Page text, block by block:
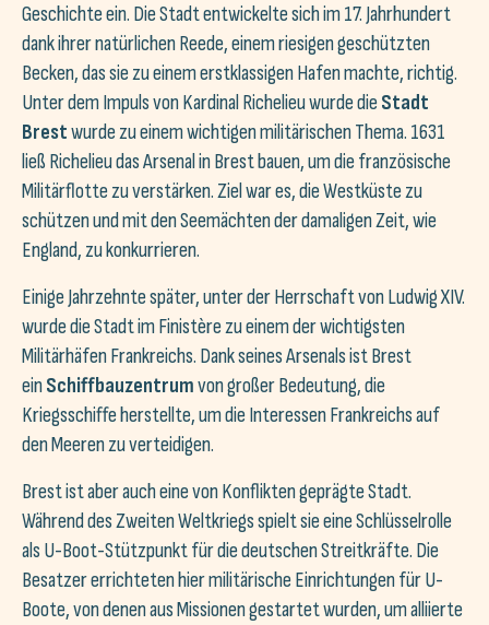
Geschichte ein. Die Stadt entwickelte sich im 17. Jahrhundert
dank ihrer natürlichen Reede, einem riesigen geschützten
Becken, das sie zu einem erstklassigen Hafen machte, richtig.
Unter dem Impuls von Kardinal Richelieu wurde dieStadt
Brestwurde zu einem wichtigen militärischen Thema. 1631
ließ Richelieu das Arsenal in Brest bauen, um die französische
Militärflotte zu verstärken. Ziel war es, die Westküste zu
schützen und mit den Seemächten der damaligen Zeit, wie
England, zu konkurrieren.
Einige Jahrzehnte später, unter der Herrschaft von Ludwig XIV.
wurde die Stadt im Finistère zu einem der wichtigsten
Militärhäfen Frankreichs. Dank seines Arsenals ist Brest
einSchiffbauzentrumvon großer Bedeutung, die
Kriegsschiffe herstellte, um die Interessen Frankreichs auf
den Meeren zu verteidigen.
Brest ist aber auch eine von Konflikten geprägte Stadt.
Während des Zweiten Weltkriegs spielt sie eine Schlüsselrolle
als U-Boot-Stützpunkt für die deutschen Streitkräfte. Die
Besatzer errichteten hier militärische Einrichtungen für U-
Boote, von denen aus Missionen gestartet wurden, um alliierte